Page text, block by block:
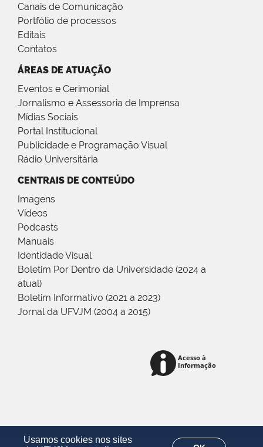
Usamos cookies nos sites
Canais de Comunicação
Portfólio de processos
Editais
Contatos
ÁREAS DE ATUAÇÃO
Eventos e Cerimonial
Jornalismo e Assessoria de Imprensa
Mídias Sociais
Portal Institucional
Publicidade e Programação Visual
Rádio Universitária
CENTRAIS DE CONTEÚDO
Imagens
Vídeos
Podcasts
Manuais
Identidade Visual
Boletim Por Dentro da Universidade (2024 a
atual)
Boletim Informativo (2021 a 2023)
Jornal da UFVJM (2004 a 2015)